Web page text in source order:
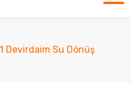
Devirdaim Su Dönüş